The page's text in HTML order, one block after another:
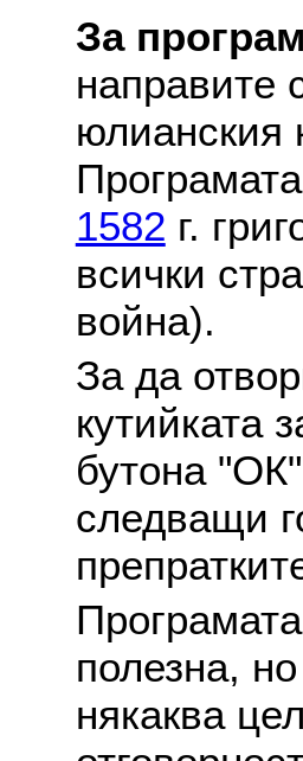
За
направите
юлианския
1582 г.
всички
война).
За да
кутийката
бутона
следващи
полезна,
някаква